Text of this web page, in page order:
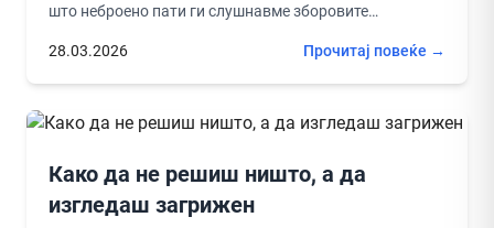
што неброено пати ги слушнавме зборовите
дознавме...
28.03.2026 Прочитај повеќе →
Како да не решиш ништо, а да
изгледаш загрижен